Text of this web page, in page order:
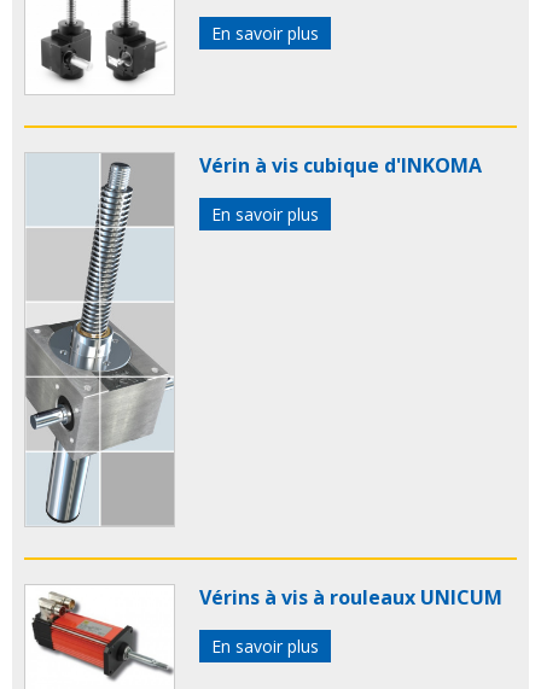
En savoir plus
Vérin à vis cubique d'INKOMA
En savoir plus
Vérins à vis à rouleaux UNICUM
En savoir plus